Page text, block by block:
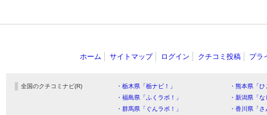
ホーム サイトマップ ログイン クチコミ投稿 プラ
全国のクチコミナビ(R) ・栃木県「栃ナビ！」
・熊本県「
・福島県「ふくラボ！」
・新潟県「
・群馬県「ぐんラボ！」
・香川県「